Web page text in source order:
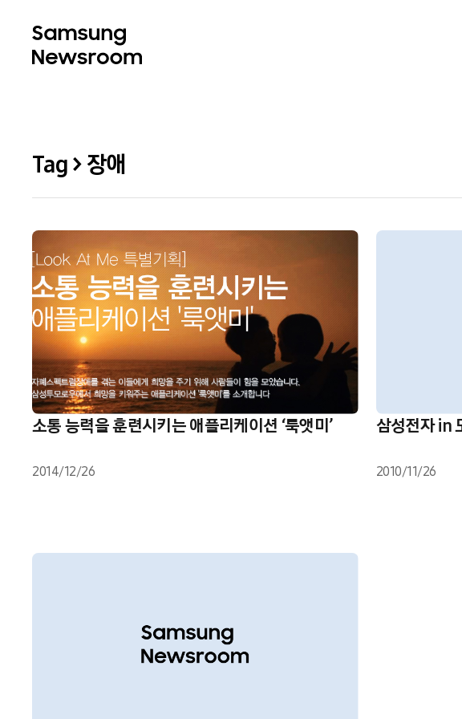
Tag > 장애
소통 능력을 훈련시키는 애플리케이션 ‘룩앳미’
2014/12/26
삼성전자 in
2010/11/26